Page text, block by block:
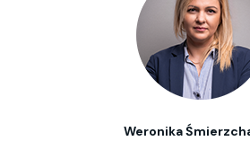
Weronika